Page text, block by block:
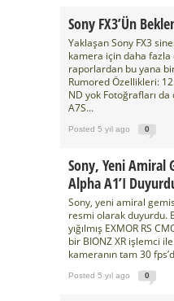
Sony FX3’ün
Yaklaşan Sony FX3
kamera için daha
raporlardan bu yana
Rumored Özellikleri:
ND yok Fotoğrafları
A7S...
Posted 5 yıl ago 0
Sony, Yeni Amiral
Alpha A1’i
Sony, yeni amiral
resmi olarak duyurdu.
yığılmış EXMOR RS
bir BIONZ XR işlemci
kameranın tam 30
Posted 5 yıl ago 0